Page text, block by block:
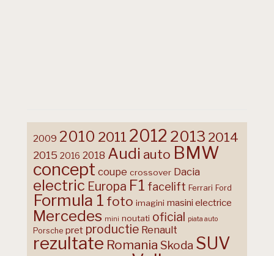
2009 2010 2011 2012 2013 2014
2015 2016 2018 Audi auto BMW
concept coupe crossover Dacia
electric Europa F1 facelift Ferrari Ford
Formula 1 foto imagini masini electrice
Mercedes mini noutati oficial piata auto
Porsche pret productie Renault
rezultate Romania Skoda SUV